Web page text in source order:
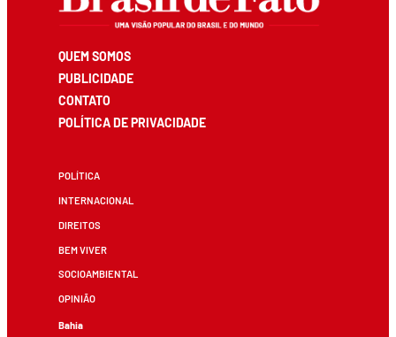
QUEM SOMOS
PUBLICIDADE
CONTATO
POLÍTICA DE PRIVACIDADE
POLÍTICA
INTERNACIONAL
DIREITOS
BEM VIVER
SOCIOAMBIENTAL
OPINIÃO
Bahia